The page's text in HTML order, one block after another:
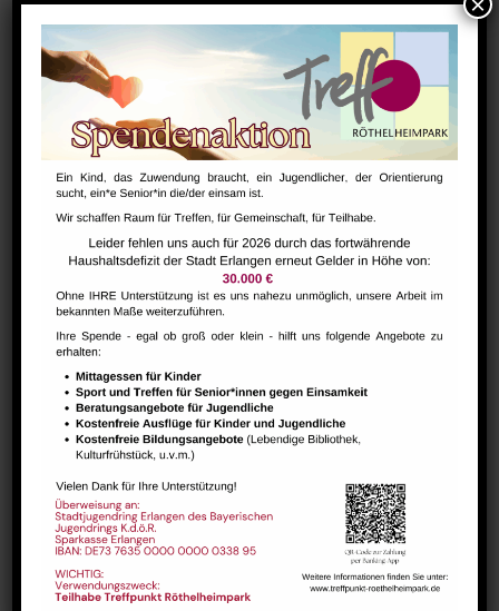
18:00-19:00 Uhr
Raum 107
Zum Kalender hinzufügen
Datum:
Februar 15, 2025
18:00 - 19:00
Serien:
VERANSTALTUNGSORT
Raum 107